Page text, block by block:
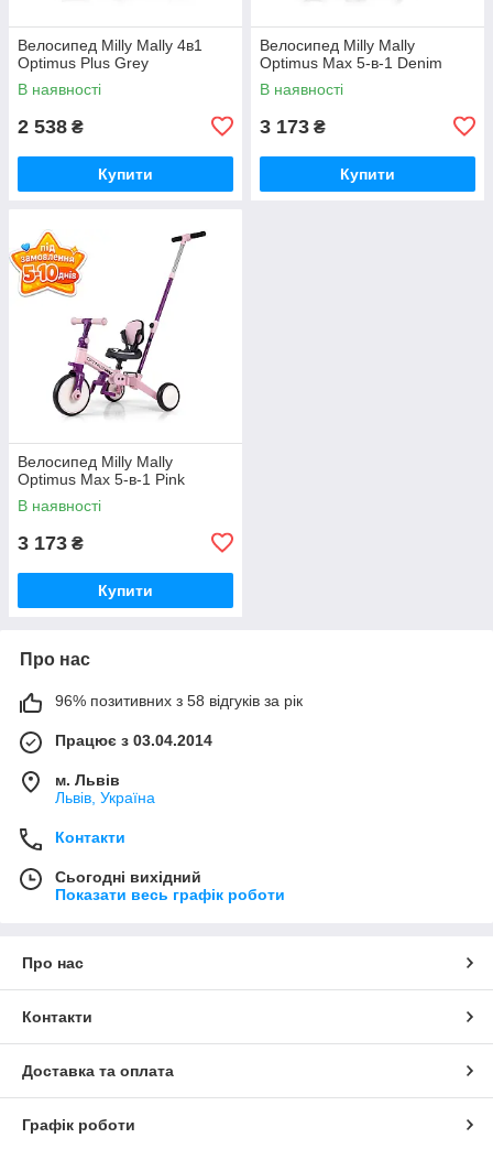
Велосипед Milly Mally 4в1
Optimus Plus Grey
В наявності
2 538 ₴
Купити
Велосипед Milly Mally
Optimus Max 5-в-1 Denim
В наявності
3 173 ₴
Купити
Велосипед Milly Mally
Optimus Max 5-в-1 Pink
В наявності
3 173 ₴
Купити
Про нас
96% позитивних з 58 відгуків за рік
Працює з 03.04.2014
м. Львів
Львів, Україна
Контакти
Сьогодні вихідний
Показати весь графік роботи
Про нас
Контакти
Доставка та оплата
Графік роботи